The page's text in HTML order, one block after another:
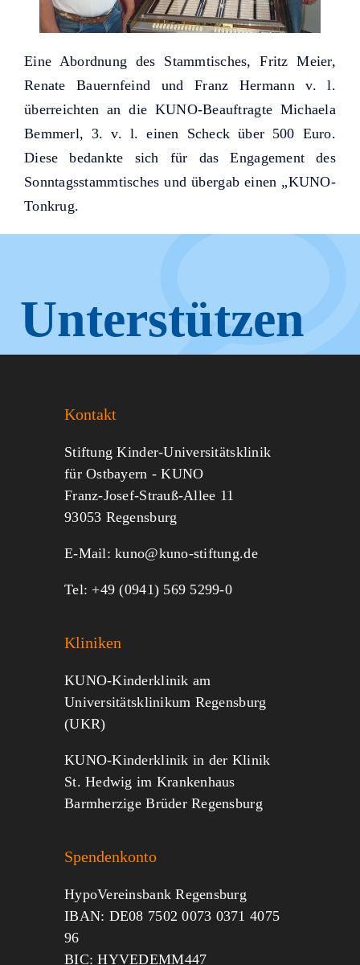
Eine Abordnung des Stammtisches, Fritz Meier,
Renate Bauernfeind und Franz Hermann v. l.
überreichten an die KUNO-Beauftragte Michaela
Bemmerl, 3. v. l. einen Scheck über 500 Euro.
Diese bedankte sich für das Engagement des
Sonntagsstammtisches und übergab einen „KUNO-
Tonkrug.
Unterstützen
Jeder kann helfen.
MITMACHEN SPENDEN
Kontakt
Stiftung Kinder-Universitätsklinik
für Ostbayern - KUNO
Franz-Josef-Strauß-Allee 11
93053 Regensburg
E-Mail:kuno@kuno-stiftung.de
Tel: +49 (0941) 569 5299-0
Kliniken
KUNO-Kinderklinik am
Universitätsklinikum Regensburg
(UKR)
KUNO-Kinderklinik in der Klinik
St. Hedwig im Krankenhaus
Barmherzige Brüder Regensburg
Spendenkonto
HypoVereinsbank Regensburg
IBAN: DE08 7502 0073 0371 4075
96
BIC: HYVEDEMM447